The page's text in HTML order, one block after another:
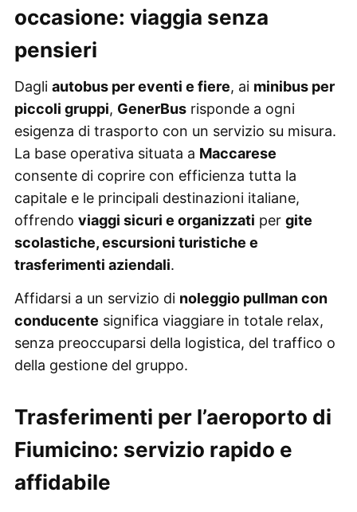
occasione: viaggia senza
pensieri
Dagli autobus per eventi e fiere, ai minibus per
piccoli gruppi, GenerBusrisponde a ogni
esigenza di trasporto con un servizio su misura.
La base operativa situata a Maccarese
consente di coprire con efficienza tutta la
capitale e le principali destinazioni italiane,
offrendo viaggi sicuri e organizzati per gite
scolastiche, escursioni turistiche e
trasferimenti aziendali.
Affidarsi a un servizio di noleggio pullman con
conducente significa viaggiare in totale relax,
senza preoccuparsi della logistica, del traffico o
della gestione del gruppo.
Trasferimenti per l’aeroporto di
Fiumicino: servizio rapido e
affidabile